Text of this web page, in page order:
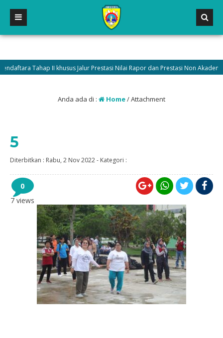
Tahap II khusus Jalur Prestasi Nilai Rapor dan Prestasi Non Akademik
Anda ada di : Home/ Attachment
5
Diterbitkan : Rabu, 2 Nov 2022- Kategori :
0
7 views